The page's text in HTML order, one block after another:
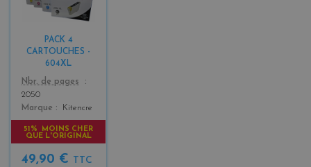
PACK 4
CARTOUCHES -
604XL
Color
c
+
Nbr. de pages
2050
Marque
Kitencre
51% MOINS CHER
QUE L'ORIGINAL
49,90 € TTC